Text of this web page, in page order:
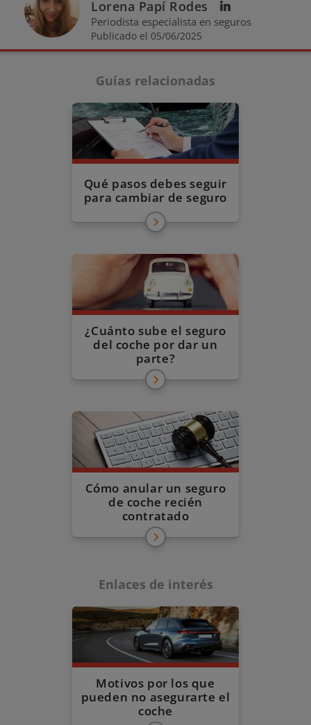
Lorena Papí Rodes
Periodista especialista en seguros
Publicado el 05/06/2025
Guías relacionadas
Qué pasos debes seguir
para cambiar de seguro
¿Cuánto sube el seguro
del coche por dar un
parte?
Cómo anular un seguro
de coche recién
contratado
Enlaces de interés
Motivos por los que
pueden no asegurarte el
coche